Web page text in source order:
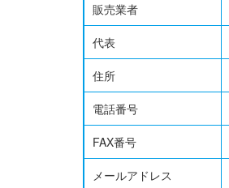
販売業者
代表
住所
電話番号
FAX番号
メールアドレス